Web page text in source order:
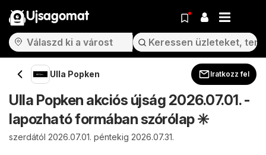
Ujsagomat
Ulla Popken Iratkozz fel
Ulla Popken akciós újság 2026.07.01. -
lapozható formában szórólap ✳️
szerdától 2026.07.01. péntekig 2026.07.31.